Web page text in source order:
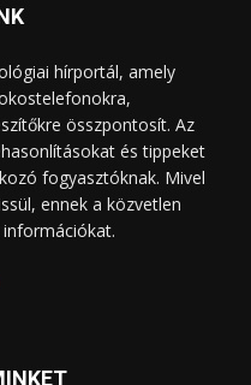
hírportál, amely
összpontosít. Az
és tippeket
fogyasztóknak. Mivel
ennek a közvetlen